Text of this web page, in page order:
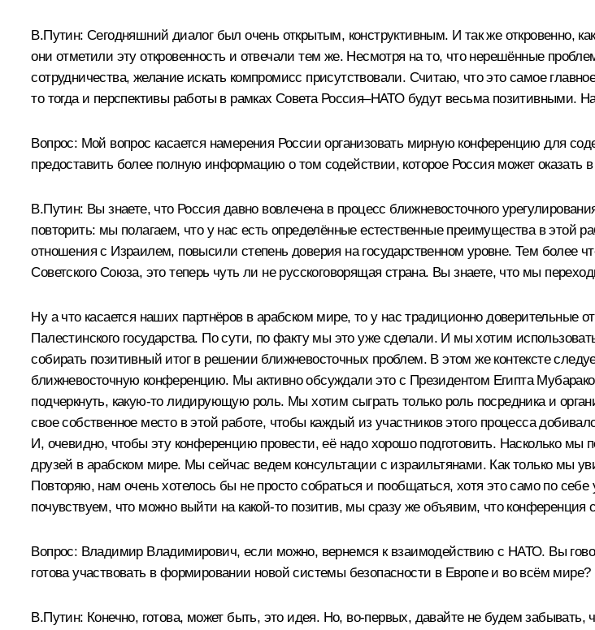
В.Путин: Сегодняшний диалог был очень открытым, конструктивным. И так же откровенно,
они отметили эту откровенность и отвечали тем же. Несмотря на то, что нерешённые
сотрудничества, желание искать компромисс присутствовали. Считаю, что это самое
то тогда и перспективы работы в рамках Совета Россия–НАТО будут весьма позитивными.
Вопрос: Мой вопрос касается намерения России организовать мирную конференцию для
предоставить более полную информацию о том содействии, которое Россия может оказать
В.Путин: Вы знаете, что Россия давно вовлечена в процесс ближневосточного
повторить: мы полагаем, что у нас есть определённые естественные преимущества в этой
отношения с Израилем, повысили степень доверия на государственном уровне. Тем более
Советского Союза, это теперь чуть ли не русскоговорящая страна. Вы знаете, что мы
Ну а что касается наших партнёров в арабском мире, то у нас традиционно доверительные
Палестинского государства. По сути, по факту мы это уже сделали. И мы хотим
собирать позитивный итог в решении ближневосточных проблем. В этом же контексте
ближневосточную конференцию. Мы активно обсуждали это с Президентом Египта
подчеркнуть, какую‑то лидирующую роль. Мы хотим сыграть только роль посредника и
свое собственное место в этой работе, чтобы каждый из участников этого процесса
И, очевидно, чтобы эту конференцию провести, её надо хорошо подготовить. Насколько
друзей в арабском мире. Мы сейчас ведем консультации с израильтянами. Как только мы
Повторяю, нам очень хотелось бы не просто собраться и пообщаться, хотя это само по
почувствуем, что можно выйти на какой‑то позитив, мы сразу же объявим, что конференция
Вопрос: Владимир Владимирович, если можно, вернемся к взаимодействию с НАТО. Вы
готова участвовать в формировании новой системы безопасности в Европе и во всём мире?
В.Путин: Конечно, готова, может быть, это идея. Но, во‑первых, давайте не будем